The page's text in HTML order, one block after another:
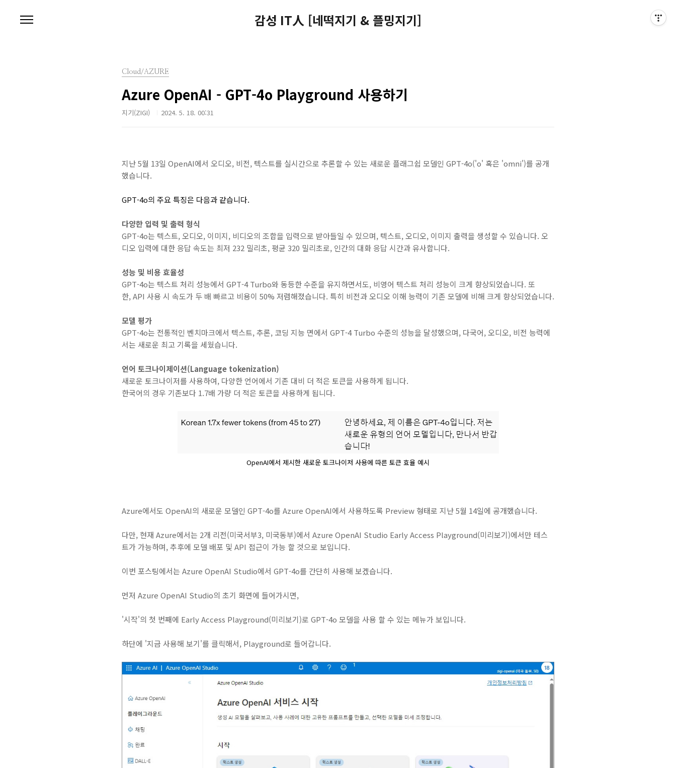
감성 IT人 [네떡지기 & 플밍지기]
Cloud/AZURE
Azure OpenAI - GPT-4o Playground 사용하기
지기(ZIGI) 2024. 5. 18. 00:31
지난 5월 13일 OpenAI에서 오디오, 비전, 텍스트를 실시간으로 추론할 수 있는 새로운 플래그쉽 모델인 GPT-4o('o' 혹은 'omni')를 공개
했습니다.
GPT-4o의 주요 특징은 다음과 같습니다.
다양한 입력 및 출력 형식
GPT-4o는 텍스트, 오디오, 이미지, 비디오의 조합을 입력으로 받아들일 수 있으며, 텍스트, 오디오, 이미지 출력을 생성할 수 있습니다. 오
디오 입력에 대한 응답 속도는 최저 232 밀리초, 평균 320 밀리초로, 인간의 대화 응답 시간과 유사합니다.
성능 및 비용 효율성
GPT-4o는 텍스트 처리 성능에서 GPT-4 Turbo와 동등한 수준을 유지하면서도, 비영어 텍스트 처리 성능이 크게 향상되었습니다. 또
한, API 사용 시 속도가 두 배 빠르고 비용이 50% 저렴해졌습니다. 특히 비전과 오디오 이해 능력이 기존 모델에 비해 크게 향상되었습니다.
모델 평가
GPT-4o는 전통적인 벤치마크에서 텍스트, 추론, 코딩 지능 면에서 GPT-4 Turbo 수준의 성능을 달성했으며, 다국어, 오디오, 비전 능력에
서는 새로운 최고 기록을 세웠습니다.
언어 토크나이제이션(Language tokenization)
새로운 토크나이저를 사용하여, 다양한 언어에서 기존 대비 더 적은 토큰을 사용하게 됩니다.
한국어의 경우 기존보다 1.7배 가량 더 적은 토큰을 사용하게 됩니다.
OpenAI에서 제시한 새로운 토크나이저 사용에 따른 토큰 효율 예시
Azure에서도 OpenAI의 새로운 모델인 GPT-4o를 Azure OpenAI에서 사용하도록 Preview 형태로 지난 5월 14일에 공개했습니다.
다만, 현재 Azure에서는 2개 리전(미국서부3, 미국동부)에서 Azure OpenAI Studio Early Access Playground(미리보기)에서만 테스
트가 가능하며, 추후에 모델 배포 및 API 접근이 가능 할 것으로 보입니다.
이번 포스팅에서는 Azure OpenAI Studio에서 GPT-4o를 간단히 사용해 보겠습니다.
먼저 Azure OpenAI Studio의 초기 화면에 들어가시면,
'시작'의 첫 번째에 Early Access Playground(미리보기)로 GPT-4o 모델을 사용 할 수 있는 메뉴가 보입니다.
하단에 '지금 사용해 보기'를 클릭해서, Playground로 들어갑니다.